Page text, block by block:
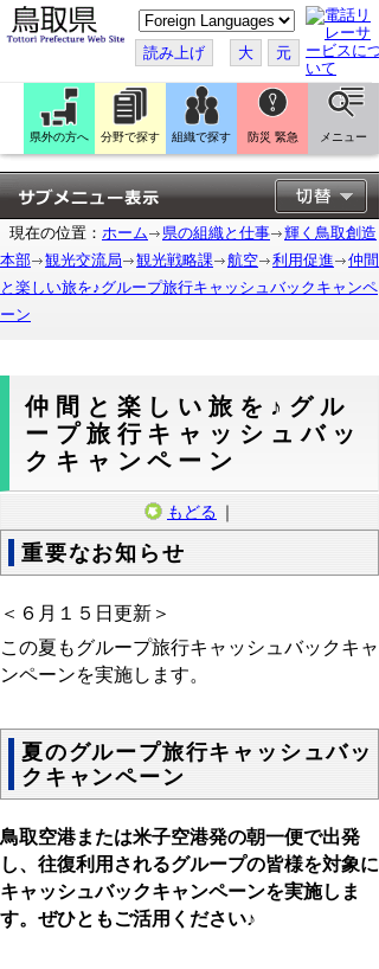
こ
の
ペ
ー
ジ
翻
訳
す
る
読み上げ 大 元
県外の方へ 分野で探す 組織で探す 防災 緊急 メニュー
現在の位置： ホーム 県の組織と仕事
輝く鳥取創造
本部
観光交流局 観光戦略課 航空 利用促進
仲間
と楽しい旅を♪グループ旅行キャッシュバックキャンペ
ーン
仲間と楽しい旅を♪グル
ープ旅行キャッシュバッ
クキャンペーン
もどる ｜
重要なお知らせ
＜６月１５日更新＞
この夏もグループ旅行キャッシュバックキャ
ンペーンを実施します。
夏のグループ旅行キャッシュバッ
クキャンペーン
鳥取空港または米子空港発の朝一便で出発
し、往復利用されるグループの皆様を対象に
キャッシュバックキャンペーンを実施しま
す。 ぜひともご活用ください♪